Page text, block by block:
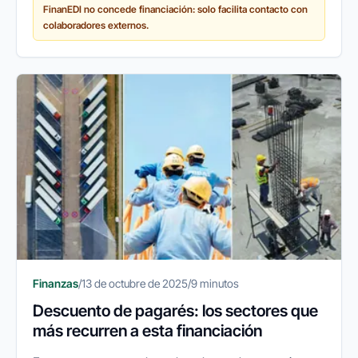
simplemente mantener sus...
FinanEDI no concede financiación: solo facilita contacto con
colaboradores externos.
Finanzas/13 de octubre de 2025/9 minutos
Descuento de pagarés: los sectores que
más recurren a esta financiación